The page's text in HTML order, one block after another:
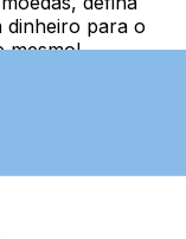
dinheiro para o
mesmo!